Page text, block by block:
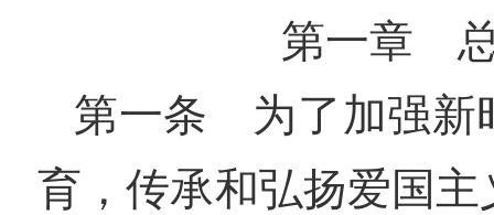
第一章
第一条 为了加强新
育，传承和弘扬爱国